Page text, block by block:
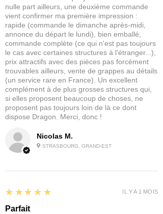
point de départ pour une peinture plus
professionnelle.
Ces peintures ont été conçues dans un
pot de 60ml afin que vous ayez assez
de produit pour peindre des armées
entières avec facilité.
Contenu : 1x Dipping Ink en 60ml
Nicolas M.
STRASBOURG, GRAND-EST
nulle part ailleurs, une deuxième commande
vient confirmer ma première impression :
rapide (commande le dimanche après-midi,
annonce du départ le lundi), bien emballé,
commande complète (ce qui n'est pas toujours
le cas avec certaines structures à l'étranger...),
prix attractifs avec des pièces pas forcément
trouvables ailleurs, vente de grappes au détails
(un service rare en France). Un excellent
complément à de plus grosses structures qui,
si elles proposent beaucoup de choses, ne
proposent pas toujours loin de là ce dont
dispose Dragon. Merci, donc !
5
★★★★★
Parfait
IL Y A 1 MOIS